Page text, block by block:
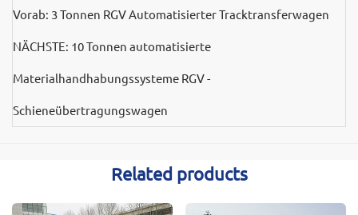
Vorab: 3 Tonnen RGV Automatisierter Tracktransferwagen
NÄCHSTE: 10 Tonnen automatisierte
Materialhandhabungssysteme RGV -
Schieneübertragungswagen
Related products